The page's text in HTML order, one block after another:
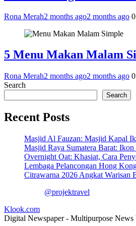
Rona Merah2 months ago2 months ago 0
5 Menu Makan Malam
Rona Merah2 months ago2 months ago 0
Search
Search
Recent Posts
Masjid Al Fauzan: Masjid Kapal
Masjid Raya Sumatera Barat:
Overnight Oat: Khasiat, Cara
Lembaga Pelancongan Hong
Citrawarna 2026 Angkat Warisan
@projektravel
Klook.com
Digital Newspaper - Multipurpose News